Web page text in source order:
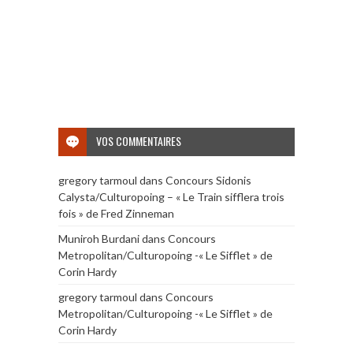
VOS COMMENTAIRES
gregory tarmoul dans Concours Sidonis
Calysta/Culturopoing – « Le Train sifflera trois
fois » de Fred Zinneman
Muniroh Burdanidans Concours
Metropolitan/Culturopoing -« Le Sifflet » de
Corin Hardy
gregory tarmoul dans Concours
Metropolitan/Culturopoing -« Le Sifflet » de
Corin Hardy